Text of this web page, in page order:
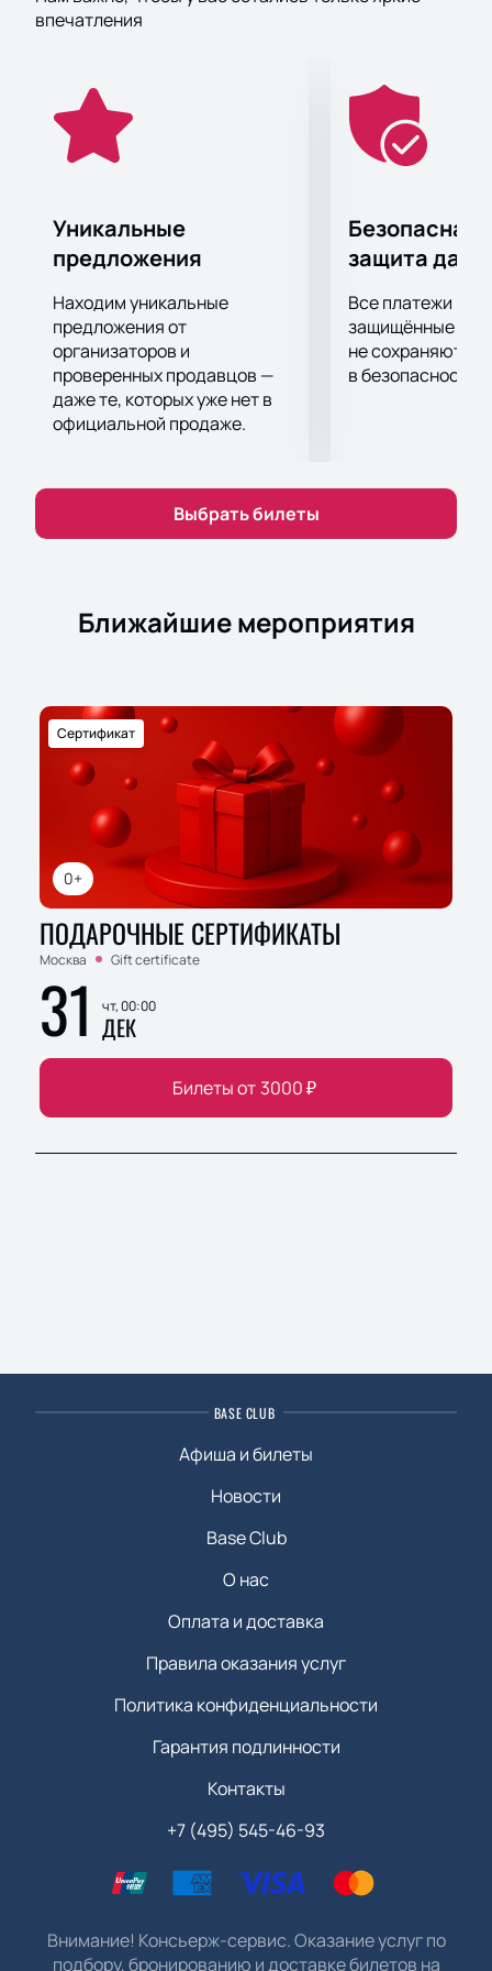
категории "Лучший электронный проект" и
приглашаемая на статусные российские и
Global Gathering), группа исправно подтверждает
свою репутацию как живьем, так и в студии.
Совсем новые синглы Triangle Sun будут
официально представлены в ГЛАВCLUB GREEN
впечатления
Уникальные
предложения
Находим уникальные
предложения от
организаторов и
проверенных продавцов —
даже те, которых уже нет в
официальной продаже.
Безопасная
защита
Все платежи
защищённые
не сохраняются
в безопасности.
Выбрать билеты
Ближайшие мероприятия
0+
Сертификат
ПОДАРОЧНЫЕ СЕРТИФИКАТЫ
Москва Gift certificate
31 чт, 00:00
ДЕК
Билеты от 3000₽
BASE CLUB
Афиша и билеты
Новости
Base Club
О нас
Оплата и доставка
Правила оказания услуг
Политика конфиденциальности
Гарантия подлинности
Контакты
+7 (495) 545-46-93
Внимание! Консьерж-сервис. Оказание услуг по
подбору, бронированию и доставке билетов на